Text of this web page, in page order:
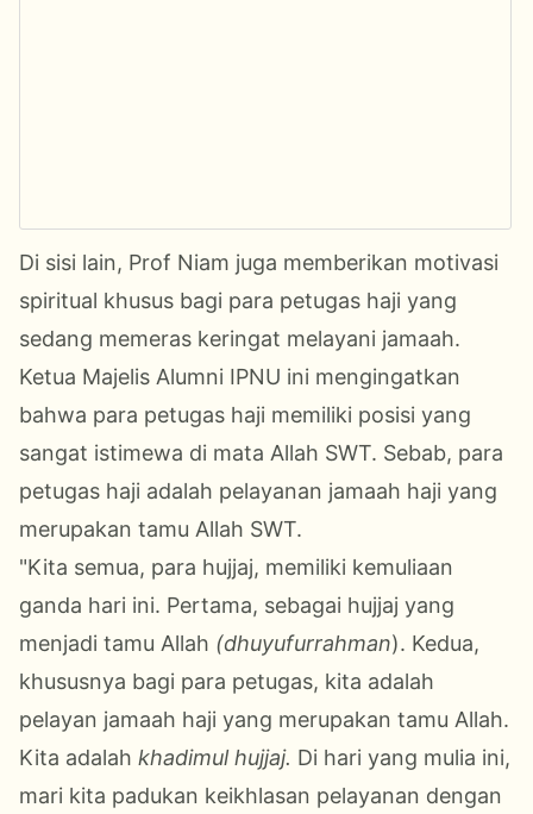
Di sisi lain, Prof Niam juga memberikan motivasi
spiritual khusus bagi para petugas haji yang
sedang memeras keringat melayani jamaah.
Ketua Majelis Alumni IPNU ini mengingatkan
bahwa para petugas haji memiliki posisi yang
sangat istimewa di mata Allah SWT. Sebab, para
petugas haji adalah pelayanan jamaah haji yang
merupakan tamu Allah SWT.
"Kita semua, para hujjaj, memiliki kemuliaan
ganda hari ini. Pertama, sebagai hujjaj yang
menjadi tamu Allah (dhuyufurrahman). Kedua,
khususnya bagi para petugas, kita adalah
pelayan jamaah haji yang merupakan tamu Allah.
Kita adalah khadimul hujjaj. Di hari yang mulia ini,
mari kita padukan keikhlasan pelayanan dengan